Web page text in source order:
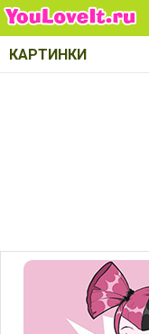
КАРТИНКИ